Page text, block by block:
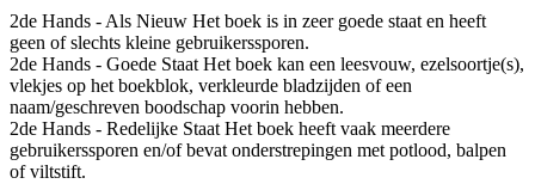
2de Hands - Als Nieuw Het boek is in zeer goede staat en heeft
geen of slechts kleine gebruikerssporen.
2de Hands - Goede Staat Het boek kan een leesvouw, ezelsoortje(s),
vlekjes op het boekblok, verkleurde bladzijden of een
naam/geschreven boodschap voorin hebben.
2de Hands - Redelijke Staat Het boek heeft vaak meerdere
gebruikerssporen en/of bevat onderstrepingen met potlood, balpen
of viltstift.